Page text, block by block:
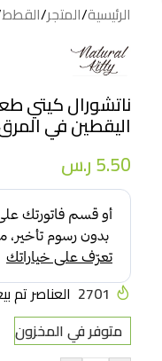
الرئيسية/المتجر/القطط
ناتشورال كيتي
اليقطين في المرق 80
5.50ر.س
2701 العناصر تم
متوفر في المخزون